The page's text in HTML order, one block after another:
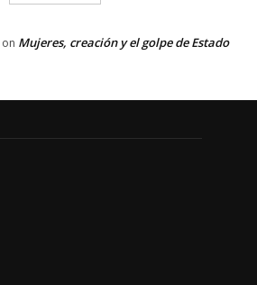
on Mujeres, creación y el golpe de Estado